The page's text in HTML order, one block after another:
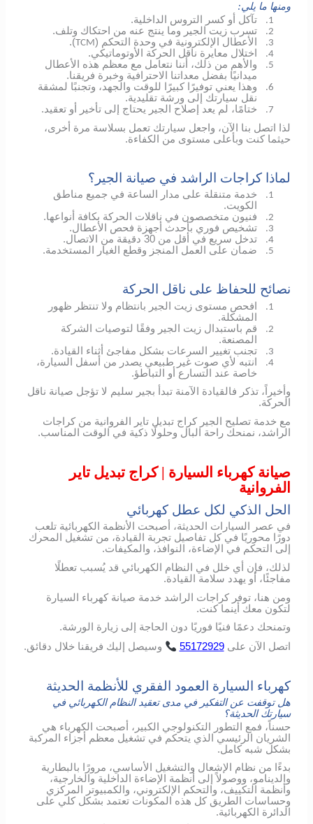
ومنها ما يلي:
1. تآكل أو كسر التروس الداخلية.
2. تسرب زيت الجير وما ينتج عنه من احتكاك وتلف.
3. الأعطال الإلكترونية في وحدة التحكم (TCM
).
4. اختلال معايرة ناقل الحركة الأوتوماتيكي.
5.
والأهم من ذلك، أننا نتعامل مع معظم هذه الأعطال
ميدانيًا بفضل معداتنا الاحترافية وخبرة فريقنا.
6.
وهذا يعني توفيرًا كبيرًا للوقت والجهد، وتجنبًا لمشقة
نقل سيارتك إلى ورشة تقليدية.
7.
ختامًا، لم يعد إصلاح الجير يحتاج إلى تأخير أو تعقيد.
لذا اتصل بنا الآن، واجعل سيارتك تعمل بسلاسة مرة أخرى،
حيثما كنت وبأعلى مستوى من الكفاءة.
لماذا كراجات الراشد في صيانة الجير؟
1.
خدمة متنقلة على مدار الساعة في جميع مناطق
الكويت.
2. فنيون متخصصون في ناقلات الحركة بكافة أنواعها.
3. تشخيص فوري بأحدث أجهزة فحص الأعطال.
4. تدخل سريع في أقل من 30 دقيقة من الاتصال.
5. ضمان على العمل المنجز وقطع الغيار المستخدمة.
نصائح للحفاظ على ناقل الحركة
1.
افحص مستوى زيت الجير بانتظام ولا تنتظر ظهور
المشكلة.
2.
قم باستبدال زيت الجير وفقًا لتوصيات الشركة
المصنعة.
3. تجنب تغيير السرعات بشكل مفاجئ أثناء القيادة.
4.
انتبه لأي صوت غير طبيعي يصدر من أسفل السيارة،
خاصة عند التسارع أو التباطؤ.
وأخيراً، تذكر فالقيادة الآمنة تبدأ بجير سليم لا تؤجل صيانة ناقل
الحركة.
مع خدمة تصليح الجير كراج تبديل تاير الفروانية من كراجات
الراشد، نمنحك راحة البال وحلولًا ذكية في الوقت المناسب.
صيانة كهرباء السيارة | كراج تبديل تاير
الفروانية
الحل الذكي لكل عطل كهربائي
في عصر السيارات الحديثة، أصبحت الأنظمة الكهربائية تلعب
دورًا محوريًا في كل تفاصيل تجربة القيادة، من تشغيل المحرك
إلى التحكم في الإضاءة، النوافذ، والمكيفات.
لذلك، فإن أي خلل في النظام الكهربائي قد يُسبب تعطلًا
مفاجئًا، أو يهدد سلامة القيادة.
ومن هنا، توفر كراجات الراشد خدمة صيانة كهرباء السيارة
لتكون معك أينما كنت.
وتمنحك دعمًا فنيًا فوريًا دون الحاجة إلى زيارة الورشة.
اتصل
الآن على 55172929 وسيصل إليك فريقنا خلال دقائق.
كهرباء السيارة العمود الفقري للأنظمة الحديثة
هل توقفت عن التفكير في مدى تعقيد النظام الكهربائي في
سيارتك الحديثة؟
حسناً، فمع التطور التكنولوجي الكبير، أصبحت الكهرباء هي
الشريان الرئيسي الذي يتحكم في تشغيل معظم أجزاء المركبة
بشكل شبه كامل.
بدءًا من نظام الإشعال والتشغيل الأساسي، مرورًا بالبطارية
والدينامو، ووصولاً إلى أنظمة الإضاءة الداخلية والخارجية،
وأنظمة التكييف، والتحكم الإلكتروني، والكمبيوتر المركزي
وحساسات الطريق كل هذه المكونات تعتمد بشكل كلي على
الدائرة الكهربائية.